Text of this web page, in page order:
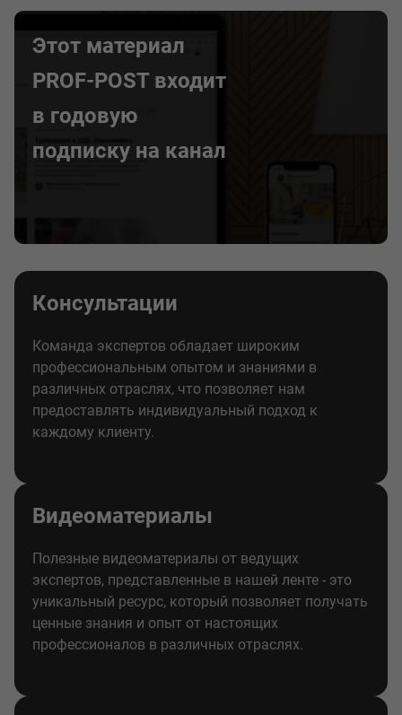
Этот материал
PROF-POST входит
в годовую
подписку на канал
Консультации
Команда экспертов обладает широким
профессиональным опытом и знаниями в
различных отраслях, что позволяет нам
предоставлять индивидуальный подход к
каждому клиенту.
Видеоматериалы
Полезные видеоматериалы от ведущих
экспертов, представленные в нашей ленте - это
уникальный ресурс, который позволяет получать
ценные знания и опыт от настоящих
профессионалов в различных отраслях.